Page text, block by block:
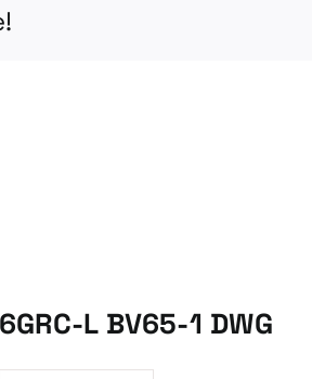
6GRC-L BV65-1 DWG